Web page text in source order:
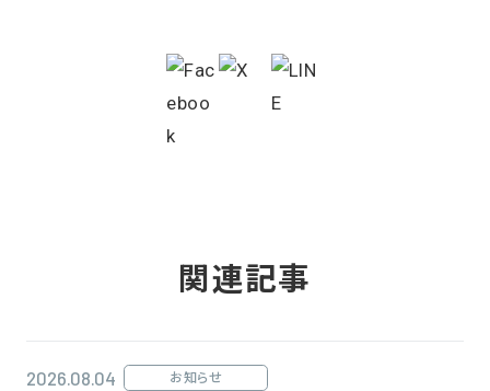
関連記事
2026.08.04 お知らせ